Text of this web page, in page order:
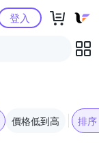
心
登入
價格低到高 排序